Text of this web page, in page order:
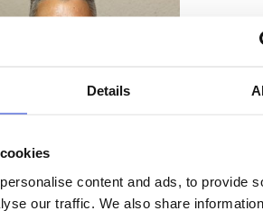
Details
content and ads, to provide
our traffic. We also share